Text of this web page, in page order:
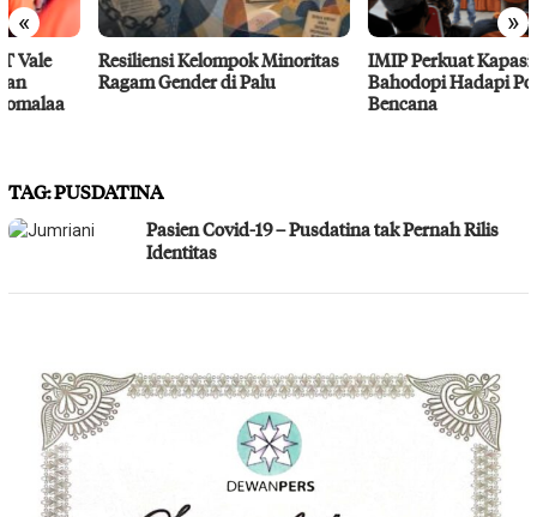
« »
Resiliensi Kelompok Minoritas
Ragam Gender di Palu
IMIP Perkuat Kapasitas Warga
Bahodopi Hadapi Potensi
TAG:PUSDATINA
Pasien Covid-19 – Pusdatina tak Pernah Rilis
Identitas